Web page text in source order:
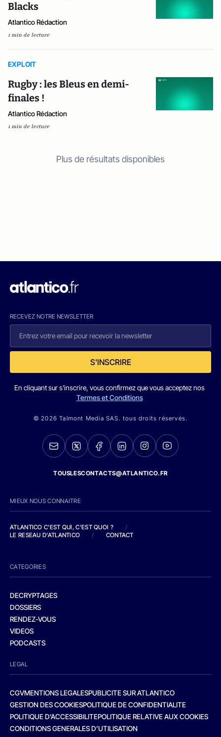
Blacks
Atlantico Rédaction
1 min de lecture
EXPLOIT
Rugby : les Bleus en demi-
finales !
Atlantico Rédaction
1 min de lecture
Plus de résultats disponibles
RECEVEZ NOTRE NEWSLETTER
S'INSCRIRE
En cliquant sur s'inscrire, vous confirmez que vous acceptez nos
Termes et Conditions
© 2026 Talmont Media SAS. tous droits réservés.
TOUSLESCONTACTS@ATLANTICO.FR
MIEUX NOUS CONNAITRE
ATLANTICO C'EST QUI, C'EST QUOI ?
/
LE RESEAU D'ATLANTICO
/ CONTACT
CATEGORIES
DECRYPTAGES
DOSSIERS
RENDEZ-VOUS
VIDEOS
PODCASTS
LEGAL
CGVMENTIONS LEGALESPUBLICITE SUR ATLANTICO
GESTION DES COOKIESPOLITIQUE DE CONFIDENTIALITE
POLITIQUE D’ACCESSIBILITEPOLITIQUE RELATIVE AUX COOKIES
CONDITIONS GENERALES D’UTILISATION